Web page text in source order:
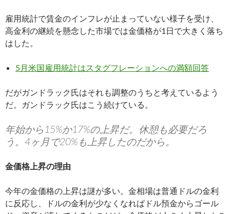
雇用統計で賃金のインフレが止まっていない様子を受け、
高金利の継続を懸念した市場では金価格が1日で大きく落ち
はした。
5月米国雇用統計はスタグフレーションへの満額回答
だがガンドラック氏はそれも調整のうちと考えているよう
だ。ガンドラック氏はこう続けている。
年始から15%か17%の上昇だ。休憩も必要だろ
う。4ヶ月で20%も上昇したのだから。
金価格上昇の理由
今年の金価格の上昇は謎が多い。金相場は普通ドルの金利
に反応し、ドルの金利が少なくなればドル預金からゴール